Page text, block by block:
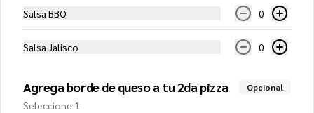
PIZZAS FAMILIARES
4 Estaciones (Familiar)
queso y 4/4 de jamón, peperonni,
champiñones y aceitunas
Salsa BBQ 0
Salsa Jalisco 0
Agrega borde de queso a tu 2da pizza Opcional
Seleccione 1